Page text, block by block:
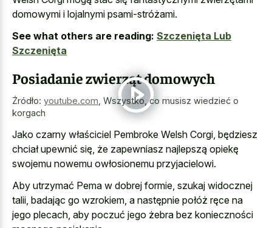
domowymi i lojalnymi psami-stróżami.
See what others are reading: Szczenięta Lub
Szczenięta
Posiadanie zwierząt domowych
Źródło: youtube.com Wszystko, co musisz wiedzieć o
korgach
Jako czarny właściciel Pembroke Welsh Corgi, będziesz
chciał upewnić się, że zapewniasz najlepszą opiekę
swojemu nowemu owłosionemu przyjacielowi.
Aby utrzymać Pema w dobrej formie, szukaj widocznej
talii, badając go wzrokiem, a następnie połóż ręce na
jego plecach, aby poczuć jego żebra bez konieczności